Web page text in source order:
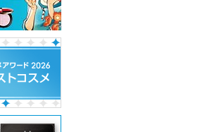
ナンバーズイン(numbuzin)
ショッピン